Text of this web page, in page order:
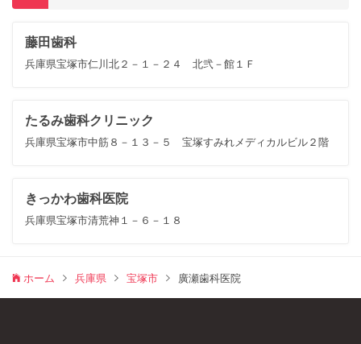
藤田歯科
兵庫県宝塚市仁川北２－１－２４ 北弐－館１Ｆ
たるみ歯科クリニック
兵庫県宝塚市中筋８－１３－５ 宝塚すみれメディカルビル２階
きっかわ歯科医院
兵庫県宝塚市清荒神１－６－１８
ホーム 兵庫県 宝塚市 廣瀬歯科医院